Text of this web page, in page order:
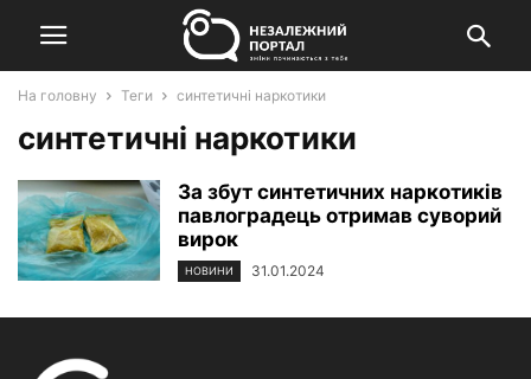
На головну Теги синтетичні наркотики
синтетичні наркотики
За збут синтетичних наркотиків
павлоградець отримав суворий
вирок
НОВИНИ 31.01.2024